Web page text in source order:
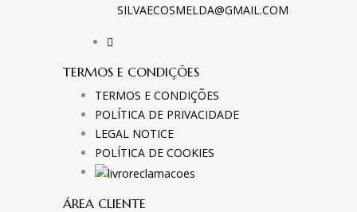
SILVAECOSMELDA@GMAIL.COM
TERMOS E CONDIÇÕES
TERMOS E CONDIÇÕES
POLÍTICA DE PRIVACIDADE
LEGAL NOTICE
POLÍTICA DE COOKIES
ÁREA CLIENTE